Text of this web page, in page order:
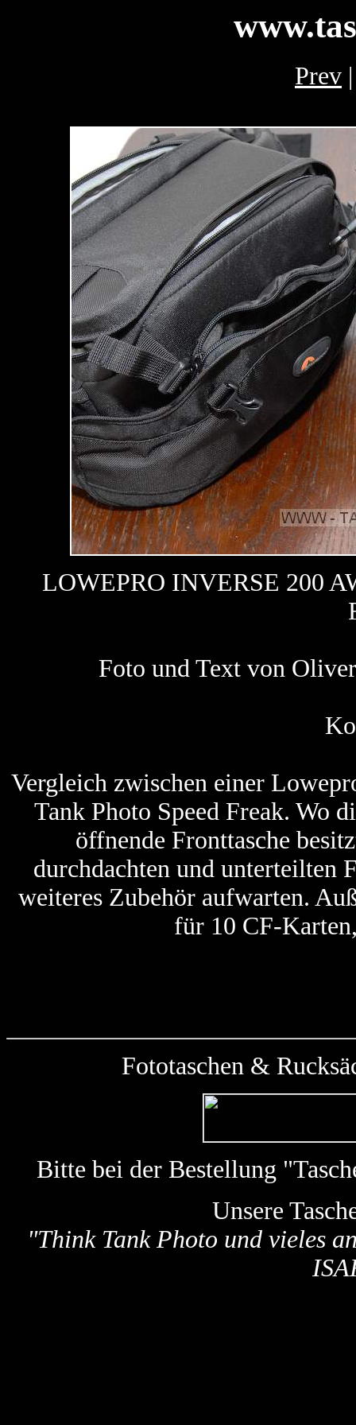
Prev
LOWEPRO INVERSE 200
Foto und Text von
Vergleich zwischen einer
Tank Photo Speed Freak. Wo
öffnende Fronttasche
durchdachten und unterteilten
weiteres Zubehör aufwarten.
für 10 CF-
Fototaschen &
Bitte bei der Bestellung
Unsere
"Think Tank Photo und vieles